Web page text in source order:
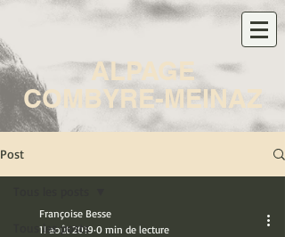
ALPAGE
COMBYRE-MEINAZ
Post
Tous les posts
Françoise Besse
11 août 2019 0 min de lecture